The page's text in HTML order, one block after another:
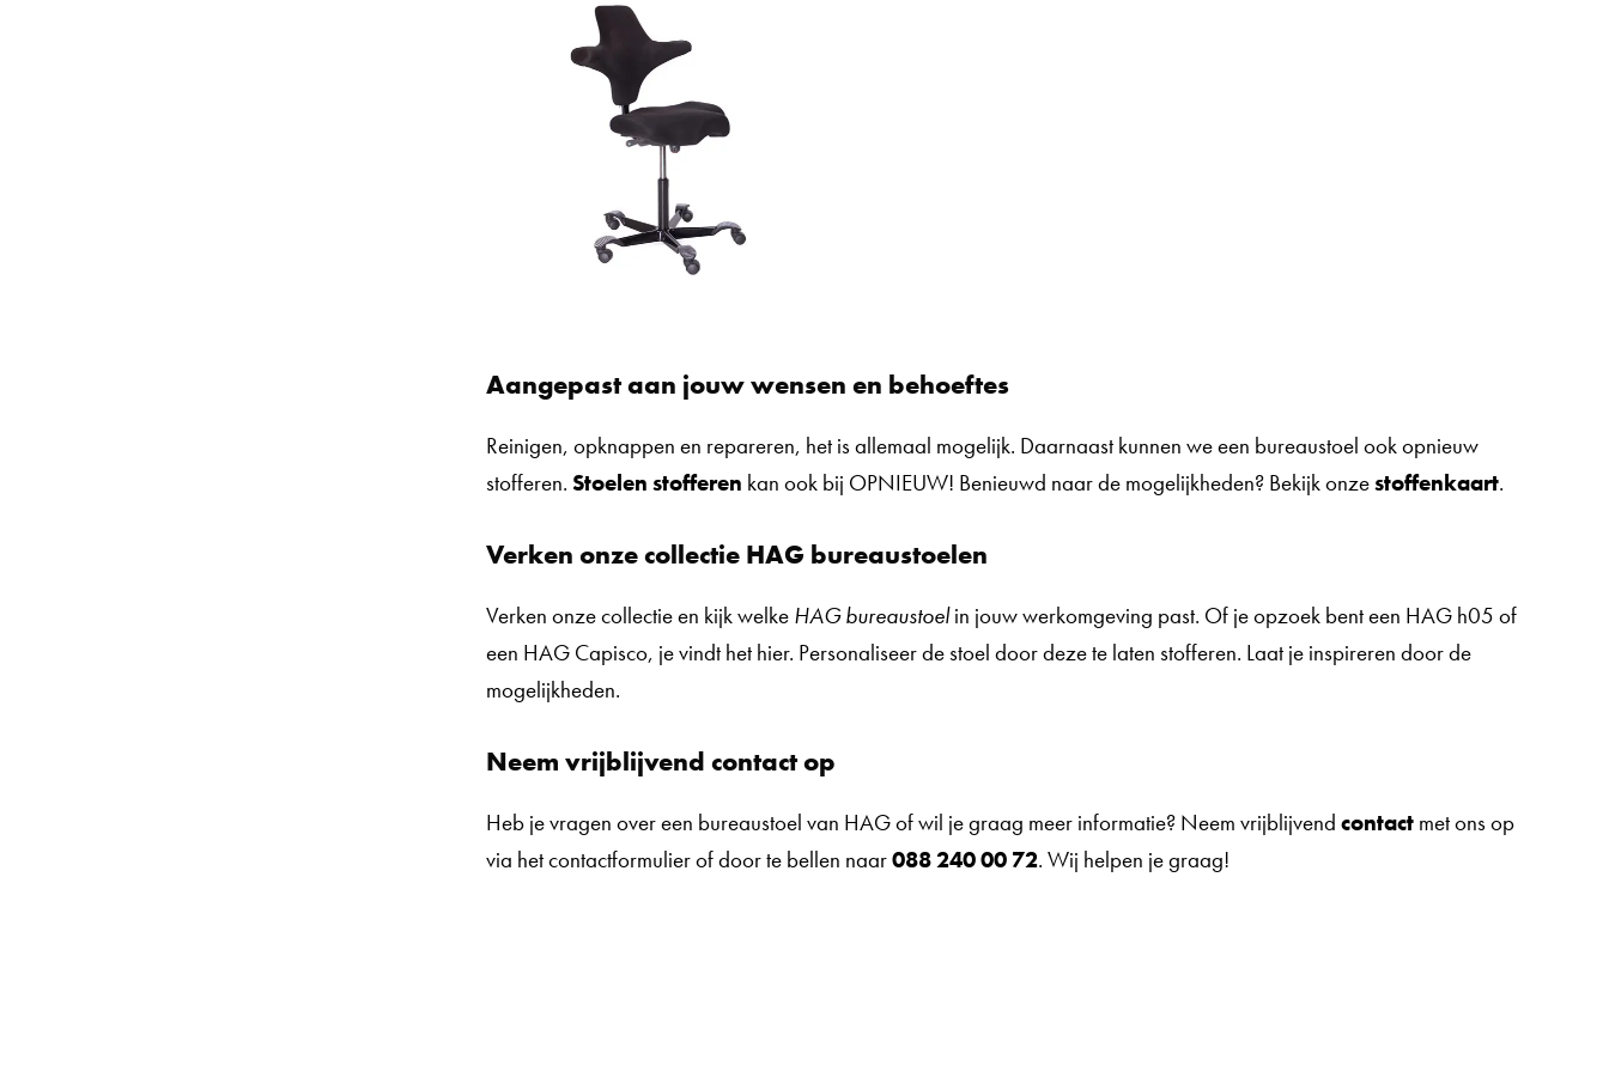
Aangepast aan jouw wensen en behoeftes
Reinigen, opknappen en repareren, het is allemaal mogelijk. Daarnaast kunnen we een bureaustoel ook opnieuw
stofferen. Stoelen stofferen kan ook bij OPNIEUW! Benieuwd naar de mogelijkheden? Bekijk onzestoffenkaart.
Verken onze collectie HAG bureaustoelen
Verken onze collectie en kijk welke HAG bureaustoelin jouw werkomgeving past. Of je opzoek bent een HAG h05 of
een HAG Capisco, je vindt het hier. Personaliseer de stoel door deze te laten stofferen. Laat je inspireren door de
mogelijkheden.
Neem vrijblijvend contact op
Heb je vragen over een bureaustoel van HAG of wil je graag meer informatie? Neem vrijblijvend contactmet ons op
via het contactformulier of door te bellen naar088 240 00 72. Wij helpen je graag!